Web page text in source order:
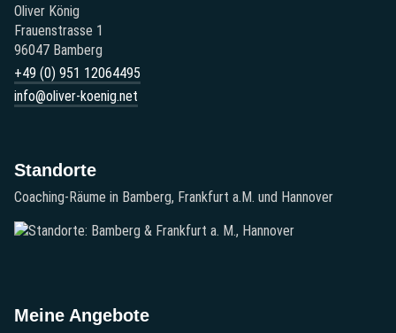
Oliver König
Frauenstrasse 1
96047 Bamberg
+49 (0) 951 12064495‬
info@oliver-koenig.net
Standorte
Coaching-Räume in Bamberg, Frankfurt a.M. und Hannover
Meine Angebote